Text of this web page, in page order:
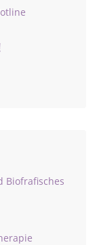
Biofrafisches